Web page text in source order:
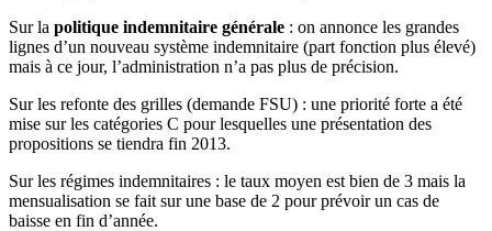
Sur la politique indemnitaire générale : on annonce les grandes
lignes d’un nouveau système indemnitaire (part fonction plus élevé)
mais à ce jour, l’administration n’a pas plus de précision.
Sur les refonte des grilles (demande FSU) : une priorité forte a été
mise sur les catégories C pour lesquelles une présentation des
propositions se tiendra fin 2013.
Sur les régimes indemnitaires : le taux moyen est bien de 3 mais la
mensualisation se fait sur une base de 2 pour prévoir un cas de
baisse en fin d’année.